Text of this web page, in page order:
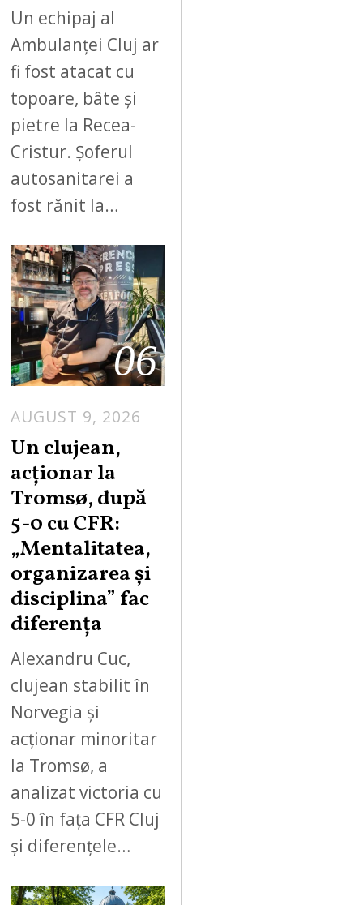
Un echipaj al
Ambulanței Cluj ar
fi fost atacat cu
topoare, bâte și
pietre la Recea-
Cristur. Șoferul
autosanitarei a
fost rănit la…
06
AUGUST 9, 2026
Un clujean,
acționar la
Tromsø, după
5-0 cu CFR:
„Mentalitatea,
organizarea și
disciplina” fac
diferența
Alexandru Cuc,
clujean stabilit în
Norvegia și
acționar minoritar
la Tromsø, a
analizat victoria cu
5-0 în fața CFR Cluj
și diferențele…